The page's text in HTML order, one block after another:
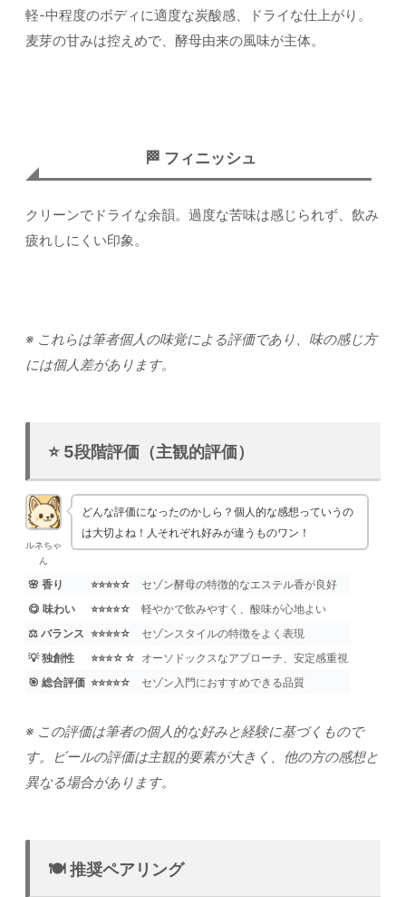
軽-中程度のボディに適度な炭酸感、ドライな仕上がり。
麦芽の甘みは控えめで、酵母由来の風味が主体。
🏁 フィニッシュ
クリーンでドライな余韻。過度な苦味は感じられず、飲み
疲れしにくい印象。
※ これらは筆者個人の味覚による評価であり、味の感じ方
には個人差があります。
⭐ 5段階評価（主観的評価）
ルネちゃ
ん
どんな評価になったのかしら？個人的な感想っていうの
は大切よね！人それぞれ好みが違うものワン！
🌸 香り ⭐⭐⭐⭐☆
セゾン酵母の特徴的なエステル香が良好
😋 味わい
⭐⭐⭐⭐☆
軽やかで飲みやすく、酸味が心地よい
⚖️ バランス ⭐⭐⭐⭐☆
セゾンスタイルの特徴をよく表現
💡 独創性
⭐⭐⭐☆☆ オーソドックスなアプローチ、安定感重視
🎯 総合評価 ⭐⭐⭐⭐☆ セゾン入門におすすめできる品質
※ この評価は筆者の個人的な好みと経験に基づくもので
す。ビールの評価は主観的要素が大きく、他の方の感想と
異なる場合があります。
🍽️ 推奨ペアリング